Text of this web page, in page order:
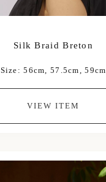
Silk Braid Breton
Size: 56cm, 57.5cm, 59cm
VIEW ITEM